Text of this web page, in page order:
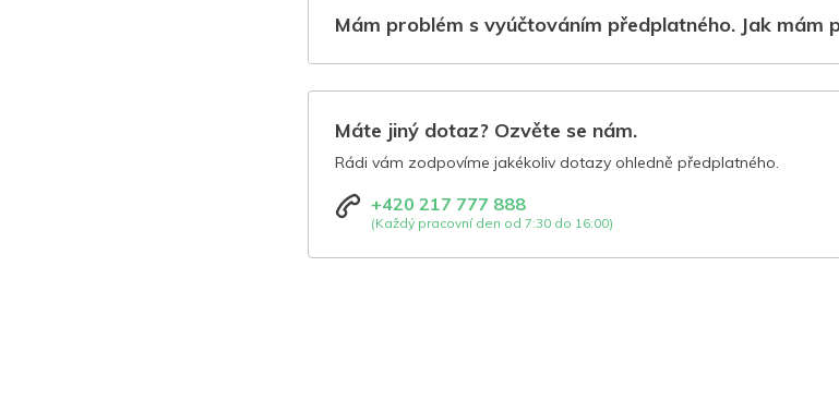
Mám problém s vyúčtováním předplatného. Jak mám
Máte jiný dotaz? Ozvěte se nám.
Rádi vám zodpovíme jakékoliv dotazy ohledně předplatného.
+420 217 777 888
(Každý pracovní den od 7:30 do 16:00)